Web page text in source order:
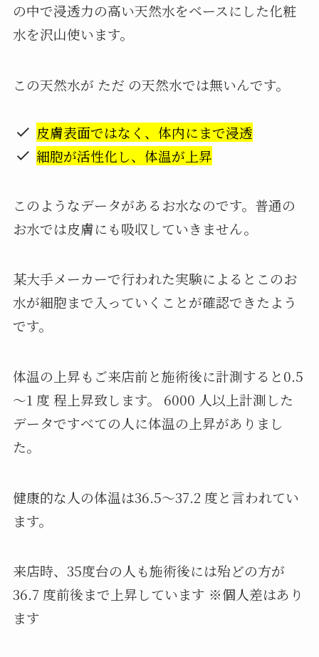
の中で浸透力の高い天然水をベースにした化粧
水を沢山使います。
この天然水が ただ の天然水では無いんです。
皮膚表面ではなく、体内にまで浸透
細胞が活性化し、体温が上昇
このようなデータがあるお水なのです。普通の
お水では皮膚にも吸収していきません。
某大手メーカーで行われた実験によるとこのお
水が細胞まで入っていくことが確認できたよう
です。
体温の上昇もご来店前と施術後に計測すると0.5
～1 度 程上昇致します。 6000 人以上計測した
データですべての人に体温の上昇がありまし
た。
健康的な人の体温は36.5～37.2 度と言われてい
ます。
来店時、35度台の人も施術後には殆どの方が
36.7 度前後まで上昇しています ※個人差はあり
ます